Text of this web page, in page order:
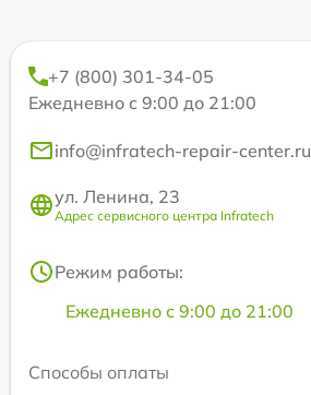
+7 (800) 301-34-05
Ежедневно с 9:00 до 21:00
info@infratech-repair-center.ru
ул. Ленина, 23
Адрес сервисного центра Infratech
Режим работы:
Ежедневно с 9:00 до 21:00
Способы оплаты